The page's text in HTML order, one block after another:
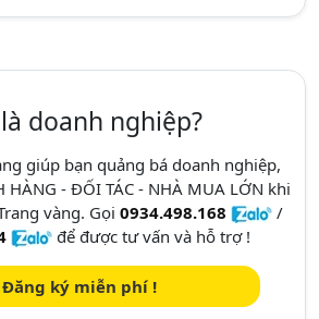
doanh nghiệp?
giúp bạn quảng bá doanh nghiệp,
HÀNG - ĐỐI TÁC - NHÀ MUA LỚN khi
vàng. Gọi 0934.498.168
/
để được tư vấn và hỗ trợ !
Đăng ký miễn phí !